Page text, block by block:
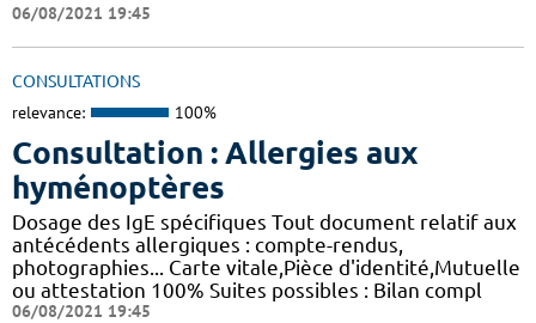
06/08/2021 19:45
CONSULTATIONS
relevance: 100%
Consultation : Allergies aux
hyménoptères
Dosage des IgE spécifiques Tout document relatif aux
antécédents allergiques : compte-rendus,
photographies... Carte vitale,Pièce d'identité,Mutuelle
ou attestation 100% Suites possibles : Bilan compl
06/08/2021 19:45